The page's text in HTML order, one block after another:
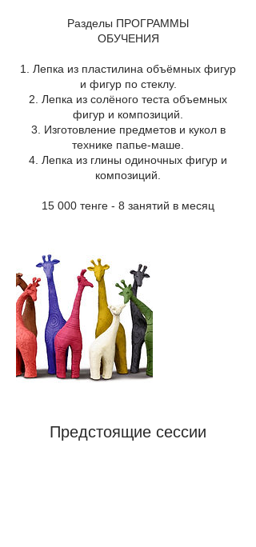
Разделы ПРОГРАММЫ
ОБУЧЕНИЯ
1. Лепка из пластилина объёмных фигур
и фигур по стеклу.​
2. Лепка из солёного теста объемных
фигур и композиций.
3. Изготовление предметов и кукол в
технике папье-маше.
4. Лепка из глины одиночных фигур и
композиций.
15 000 тенге - 8 занятий в месяц
Предстоящие сессии